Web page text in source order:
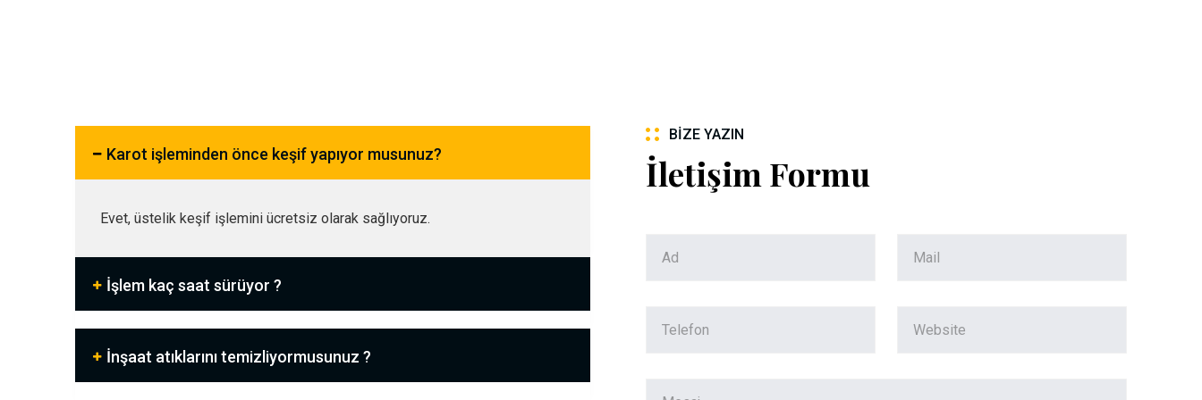
Karot işleminden önce keşif yapıyor musunuz?
Evet, üstelik keşif işlemini ücretsiz olarak sağlıyoruz.
İşlem kaç saat sürüyor ?
İnşaat atıklarını temizliyormusunuz ?
BIZE YAZIN
İletişim Formu